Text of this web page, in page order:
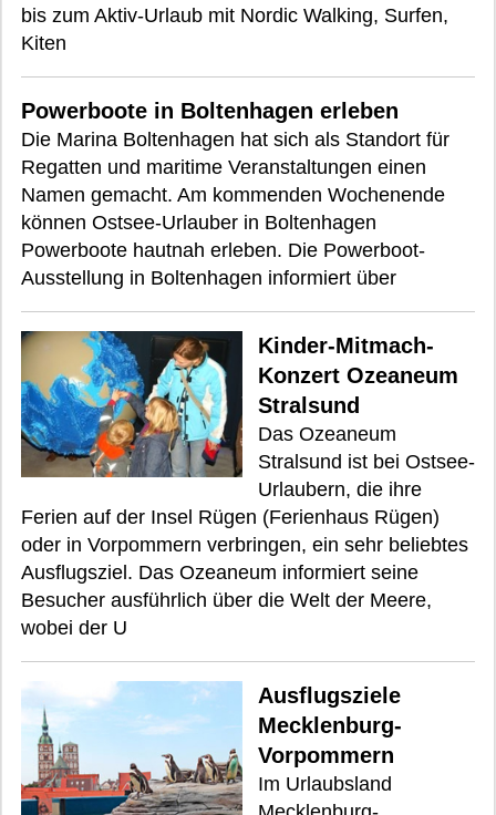
bis zum Aktiv-Urlaub mit Nordic Walking, Surfen,
Kiten
Powerboote in Boltenhagen erleben
Die Marina Boltenhagen hat sich als Standort für
Regatten und maritime Veranstaltungen einen
Namen gemacht. Am kommenden Wochenende
können Ostsee-Urlauber in Boltenhagen
Powerboote hautnah erleben. Die Powerboot-
Ausstellung in Boltenhagen informiert über
Kinder-Mitmach-
Konzert Ozeaneum
Stralsund
Das Ozeaneum
Stralsund ist bei Ostsee-
Urlaubern, die ihre
Ferien auf der Insel Rügen (Ferienhaus Rügen)
oder in Vorpommern verbringen, ein sehr beliebtes
Ausflugsziel. Das Ozeaneum informiert seine
Besucher ausführlich über die Welt der Meere,
wobei der U
Ausflugsziele
Mecklenburg-
Vorpommern
Im Urlaubsland